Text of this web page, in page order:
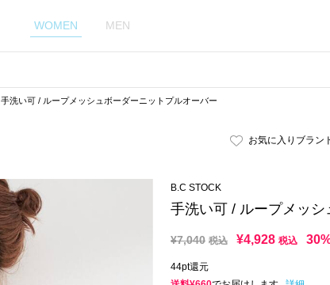
WOMEN MEN
手洗い可 / ループメッシュボーダーニットプルオーバー
お気に入りブラン
B.C STOCK
手洗い可 / ループメッ
¥7,040 税込 ¥4,928 税込
44pt還元